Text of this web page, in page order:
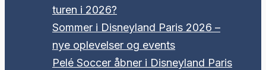
turen i 2026?
Sommer i Disneyland Paris 2026 –
nye oplevelser og events
Pelé Soccer åbner i Disneyland Paris